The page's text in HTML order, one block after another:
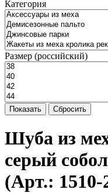
Категория
Размер (российский)
Показать Сбросить
Шуба из
серый
(Арт.: 1510-